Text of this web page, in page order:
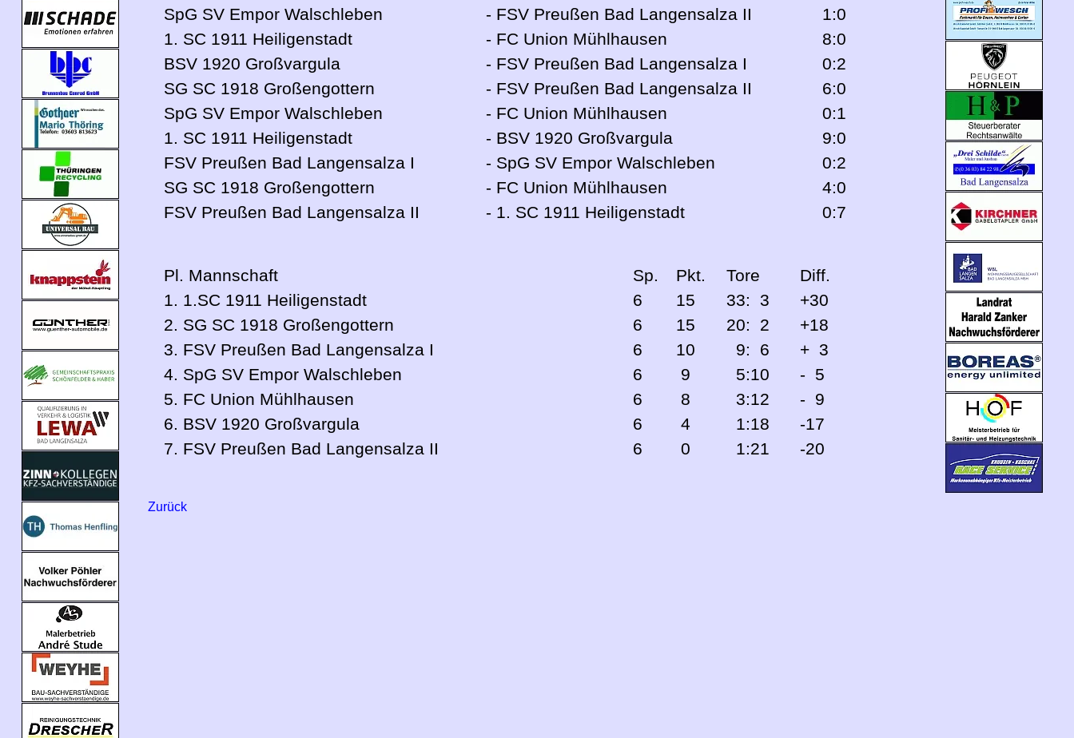
SpG SV Empor Walschleben
- FSV Preußen Bad Langensalza II
1:0
1. SC 1911 Heiligenstadt
- FC Union Mühlhausen
8:0
BSV 1920 Großvargula
- FSV Preußen Bad Langensalza I
0:2
SG SC 1918 Großengottern
- FSV Preußen Bad Langensalza II
6:0
SpG SV Empor Walschleben
- FC Union Mühlhausen
0:1
1. SC 1911 Heiligenstadt
- BSV 1920 Großvargula
9:0
FSV Preußen Bad Langensalza I
- SpG SV Empor Walschleben
0:2
SG SC 1918 Großengottern
- FC Union Mühlhausen
4:0
FSV Preußen Bad Langensalza II
- 1. SC 1911 Heiligenstadt 0:7
Pl. Mannschaft Sp. Pkt. Tore
Diff.
1. 1.SC 1911 Heiligenstadt
6 15 33: 3
+30
2. SG SC 1918 Großengottern
6 15 20: 2
+18
3. FSV Preußen Bad Langensalza I
6 10 9: 6
+ 3
4. SpG SV Empor Walschleben
6 9 5:10
- 5
5. FC Union Mühlhausen
6 8 3:12
- 9
6. BSV 1920 Großvargula
6 4 1:18
-17
7. FSV Preußen Bad Langensalza II
6 0 1:21 -20
Zurück